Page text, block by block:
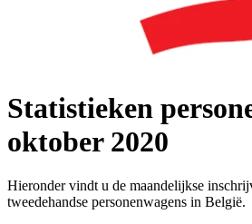
Statistieken
oktober 2020
Hieronder vindt u de maandelijkse
tweedehandse personenwagens in België.